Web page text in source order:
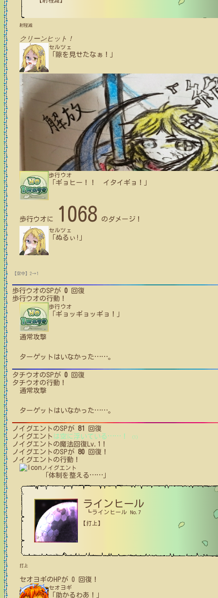
射程減
クリーンヒット！
セルツェ
「隙を見せたなぁ！」
歩行ウオ
「ギョヒー！！ イタイギョ！」
歩行ウオ に 1068 のダメージ！
セルツェ
「ぬるぃ!」
【空中】2→1
歩行ウオのSPが 0 回復
歩行ウオの行動！
歩行ウオ
「ギョッギョッギョ！」
通常攻撃
ターゲットはいなかった……。
タチウオのSPが 0 回復
タチウオの行動！
通常攻撃
ターゲットはいなかった……。
ノイグエント のSPが 81
回復
ノイグエント は空に浮いている …… ！ (1)
ノイグエント の魔法回復Lv.1！
ノイグエント のSPが 80 回復！
ノイグエント の行動！
ノイグエント
「体制を整える ……
ラインヒール
┗ラインヒール No.7
【打上】
打上
セオヨギの HPが 0 回復！
セオヨギ
「助かるわあ！」